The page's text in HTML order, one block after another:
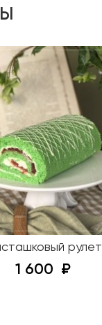
рулет
1 600